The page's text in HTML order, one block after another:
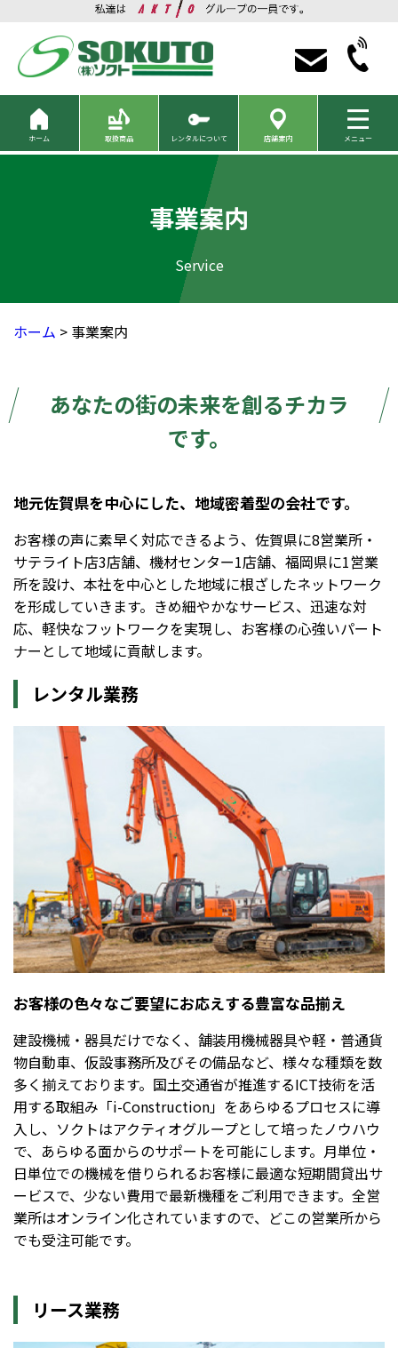
ホーム 取扱商品 レンタルについて 店舗案内 メニュー
事業案内
ホーム > 事業案内
あなたの街の未来を創るチカラ
です。
地元佐賀県を中心にした、地域密着型の会社です。
お客様の声に素早く対応できるよう、佐賀県に8営業所・
サテライト店3店舗、機材センター1店舗、福岡県に1営業
所を設け、本社を中心とした地域に根ざしたネットワーク
を形成していきます。きめ細やかなサービス、迅速な対
応、軽快なフットワークを実現し、お客様の心強いパート
ナーとして地域に貢献します。
レンタル業務
お客様の色々なご要望にお応えする豊富な品揃え
建設機械・器具だけでなく、舗装用機械器具や軽・普通貨
物自動車、仮設事務所及びその備品など、様々な種類を数
多く揃えております。国土交通省が推進するICT技術を活
用する取組み「i-Construction」をあらゆるプロセスに導
入し、ソクトはアクティオグループとして培ったノウハウ
で、あらゆる面からのサポートを可能にします。月単位・
日単位での機械を借りられるお客様に最適な短期間貸出サ
ービスで、少ない費用で最新機種をご利用できます。全営
業所はオンライン化されていますので、どこの営業所から
でも受注可能です。
リース業務